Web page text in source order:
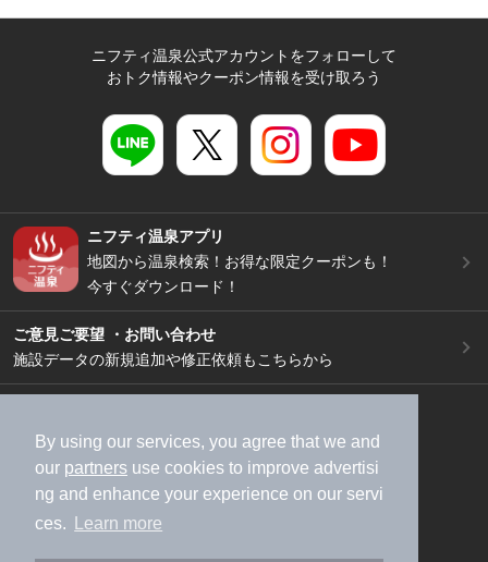
By using our services, you agree that we and
our partners use cookies to improve advertisi
ng and enhance your experience on our servi
ces.
Learn more
ニフティ温泉公式アカウントをフォローして
おトク情報やクーポン情報を受け取ろう
ニフティ温泉アプリ
地図から温泉検索！お得な限定クーポンも！
今すぐダウンロード！
ご意見ご要望 ・お問い合わせ
施設データの新規追加や修正依頼もこちらから
加盟店募集（資料請求）
広告出稿のご案内
利用規約
ライフスタイルMEMBERS+規約
特定商取引法に基づく表記
ヘルプ
採用情報
運営会社